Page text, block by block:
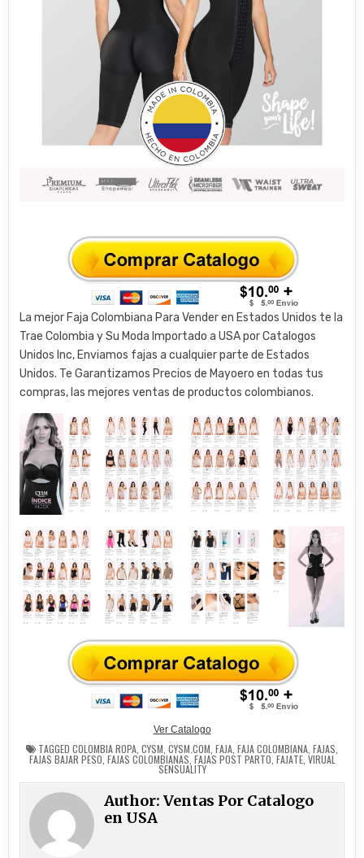
La mejor Faja Colombiana Para Vender en Estados Unidos te la
Trae Colombia y Su Moda Importado a USA por Catalogos
Unidos Inc, Enviamos fajas a cualquier parte de Estados
Unidos. Te Garantizamos Precios de Mayoero en todas tus
compras, las mejores ventas de productos colombianos.
Ver Catalogo
TAGGED COLOMBIA ROPA CYSM CYSM.COM FAJA FAJA COLOMBIANA FAJAS
FAJAS BAJAR PESO FAJAS COLOMBIANAS FAJAS POST PARTO FAJATE, VIRUAL
SENSUALITY
Author:Ventas Por Catalogo
en USA